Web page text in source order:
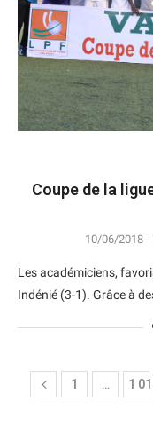
Coupe de la
10/06/2018
Les académiciens,
Indénié (3-1). Grâce à
1 … 1